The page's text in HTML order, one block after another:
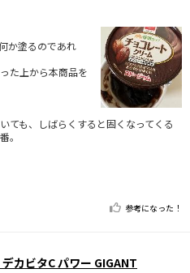
か塗るのであれ
た上から本商品を
ても、しばらくすると固くなってくる
。
参考になった！
カビタC パワー GIGANT